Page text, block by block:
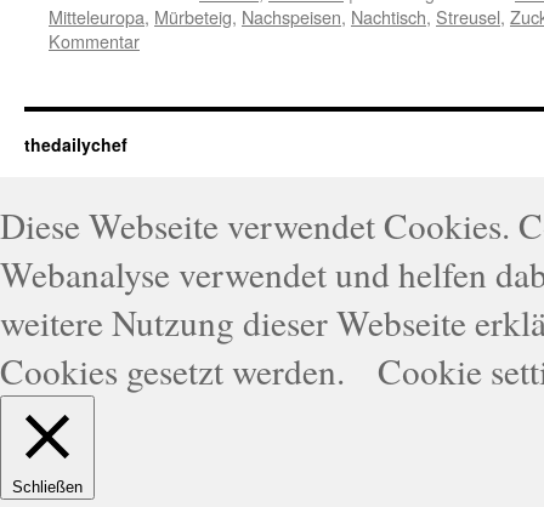
Mitteleuropa, Mürbeteig, Nachspeisen, Nachtisch, Streusel,
Kommentar
thedailychef
Diese Webseite verwendet Cookies.
Webanalyse verwendet und helfen
weitere Nutzung dieser Webseite
Cookies gesetzt werden.
Cookie
Schließen